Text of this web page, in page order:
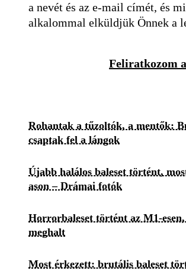
a nevét és az e-mail címét, és
alkalommal elküldjük Önnek a
Feliratkozom
Rohantak a tűzoltók, a mentők:
csaptak fel a lángok
Újabb halálos baleset történt,
ason – Drámai fotók
Horrorbaleset történt az M1-
meghalt
Most érkezett: brutális baleset